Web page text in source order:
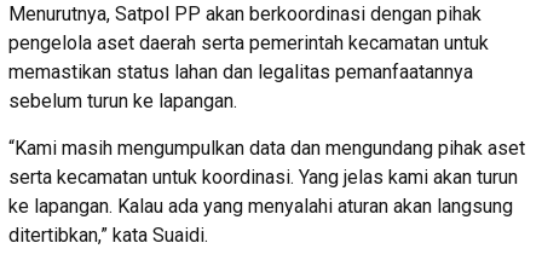
Menurutnya, Satpol PP akan berkoordinasi dengan pihak
pengelola aset daerah serta pemerintah kecamatan untuk
memastikan status lahan dan legalitas pemanfaatannya
sebelum turun ke lapangan.
“Kami masih mengumpulkan data dan mengundang pihak aset
serta kecamatan untuk koordinasi. Yang jelas kami akan turun
ke lapangan. Kalau ada yang menyalahi aturan akan langsung
ditertibkan,” kata Suaidi.